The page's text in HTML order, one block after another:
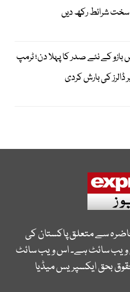
سخت شرائط رکھ دیں
بازو کے نئے صدر کا پہلا دن؛ ٹرمپ
کی بارش کردی
سے متعلق پاکستان کی
ویب سائٹ ہے۔ اس ویب سائٹ
بحق ایکسپریس میڈیا